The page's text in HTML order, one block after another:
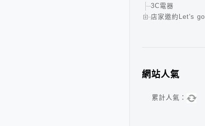
3C電器
店家邀約Let's go
網站人氣
累計人氣：